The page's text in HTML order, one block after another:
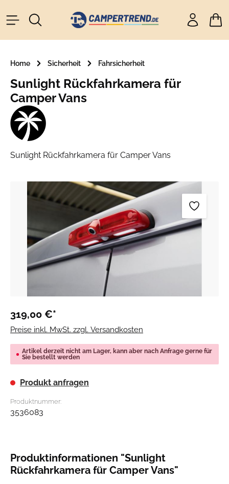
springen
Home Sicherheit Fahrsicherheit
Sunlight Rückfahrkamera für
Camper Vans
Sunlight Rückfahrkamera für Camper Vans
Bildergalerie überspringen
319,00 €*
Preise inkl. MwSt. zzgl. Versandkosten
Artikel derzeit nicht am Lager, kann aber nach Anfrage gerne für
Sie bestellt werden
Produkt anfragen
Produktnummer:
3536083
Produktinformationen "Sunlight
Rückfahrkamera für Camper Vans"